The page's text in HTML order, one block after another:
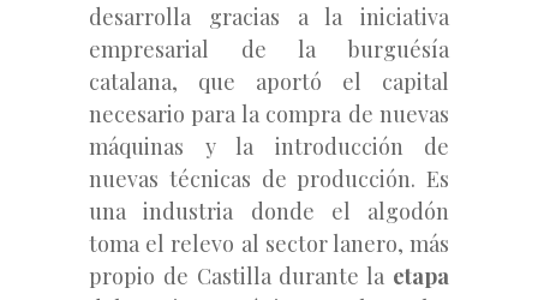
desarrolla gracias a la iniciativa
empresarial de la burguésía
catalana, que aportó el capital
necesario para la compra de nuevas
máquinas y la introducción de
nuevas técnicas de producción. Es
una industria donde el algodón
toma el relevo al sector lanero, más
propio de Castilla durante la etapa